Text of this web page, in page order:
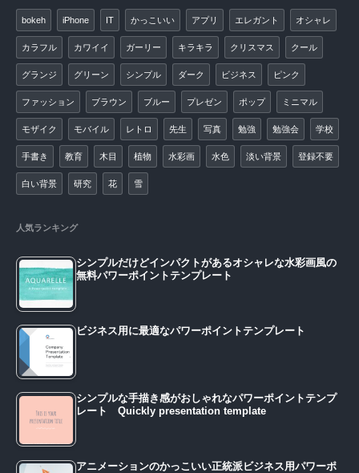
bokeh iPhone IT かっこいい アプリ エレガント オシャレ
カラフル カワイイ ガーリー キラキラ クリスマス クール
グランジ グリーン シンプル ダーク ビジネス ピンク
ファッション ブラウン ブルー プレゼン ポップ ミニマル
モザイク モバイル レトロ 先生 写真 勉強 勉強会 学校
手書き 教育 木目 植物 水彩画 水色 淡い背景 登録不要
白い背景 研究 花 雪
人気ランキング
シンプルだけどインパクトがあるオシャレな水彩画風の
無料パワーポイントテンプレート
ビジネス用に最適なパワーポイントテンプレート
シンプルな手描き感がおしゃれなパワーポイントテンプ
レート Quickly presentation template
アニメーションのかっこいい正統派ビジネス用パワーポ